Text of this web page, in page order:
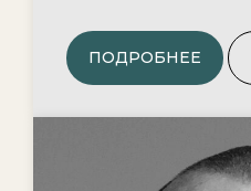
ПОДРОБНЕЕ